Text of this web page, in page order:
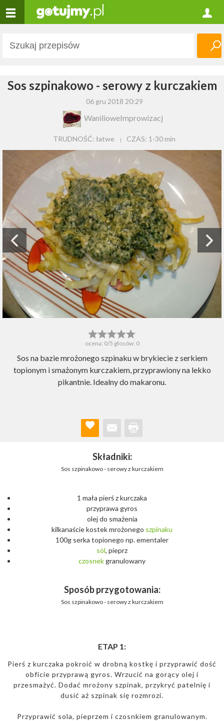
Sos szpinakowo - serowy z kurczakiem
06 gru 2018 20:29
WanilioweImprowizacj
TRUDNOŚĆ: łatwe CZAS: 1-30 min
ocena: 0/5 głosów: 0
Sos na bazie mrożonego szpinaku w brykiecie z serkiem
topionym i smażonym kurczakiem, przyprawiony na lekko
pikantnie. Idealny do makaronu.
Składniki:
Sos szpinakowo - serowy z kurczakiem
1 mała pierś z kurczaka
przyprawa gyros
olej do smażenia
kilkanaście kostek mrożonego szpinaku
100g serka topionego np. ementaler
sól, pieprz
czosnek granulowany
Sposób przygotowania:
Sos szpinakowo - serowy z kurczakiem
ETAP 1:
Pierś z kurczaka pokroić w drobną kostkę i przyprawić dość
obficie przyprawą gyros. Wrzucić na gorący olej i
przesmażyć. Dodać mrożony szpinak, przykryć patelnię i
dusić aż szpinak się rozmrozi.
Przyprawić sola, pieprzem i czosnkiem granulowanym.